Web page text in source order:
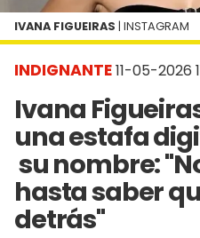
INDIGNANTE11-05-2026
Ivana
una estafa
su nombre:
hasta saber
detrás"
IVANA FIGUEIRAS | INSTAGRAM